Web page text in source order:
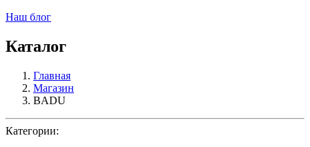
Наш блог
Каталог
Главная
Магазин
BADU
Категории: